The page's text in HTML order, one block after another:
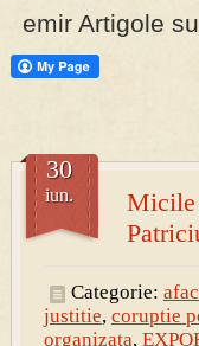
emir Artigole
Micile
30
iun.
Categorie:
justitie, coruptie
organizata,